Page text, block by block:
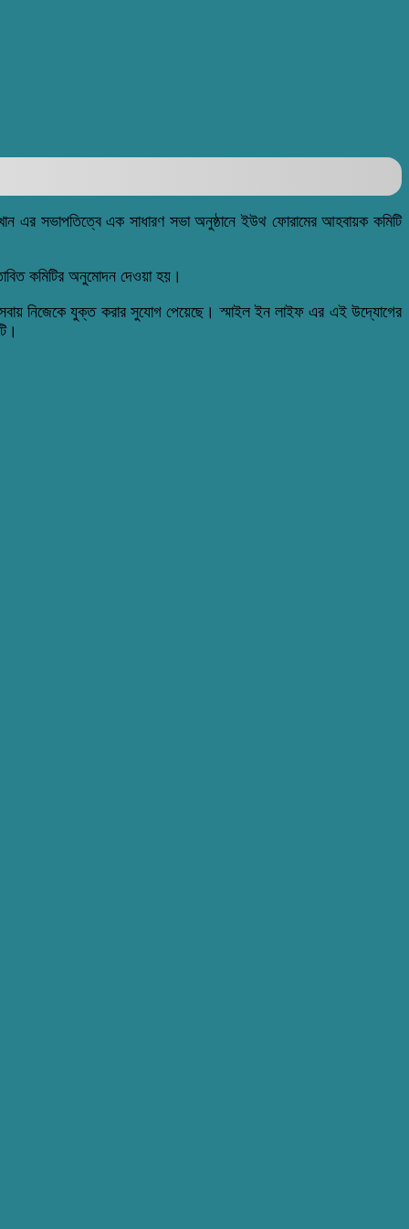
এর সভাপতিত্বে এক সাধারণ সভা অনুষ্ঠানে ইউথ ফোরামের আহবায়ক কমিটি
কমিটির অনুমোদন দেওয়া হয়।
নিজেকে যুক্ত করার সুযোগ পেয়েছে। স্মাইল ইন লাইফ এর এই উদ্যোগের